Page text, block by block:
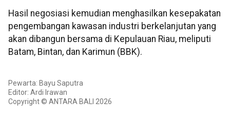
Hasil negosiasi kemudian menghasilkan kesepakatan
pengembangan kawasan industri berkelanjutan yang
akan dibangun bersama di Kepulauan Riau, meliputi
Batam, Bintan, dan Karimun (BBK).
Pewarta: Bayu Saputra
Editor: Ardi Irawan
Copyright © ANTARA BALI 2026